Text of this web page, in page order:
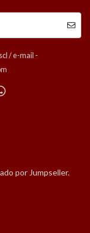
/ e-mail -
por Jumpseller.